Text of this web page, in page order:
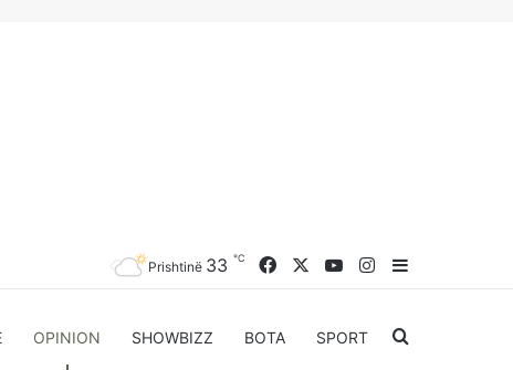
Prishtinë 33 ℃ Facebook YouTubeInstagram
OPINION SHOWBIZZ BOTA SPORT Kërkoni